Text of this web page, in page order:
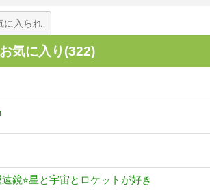
に入られ
気に入り(322)
鏡⭐︎星と宇宙とロケットが好き